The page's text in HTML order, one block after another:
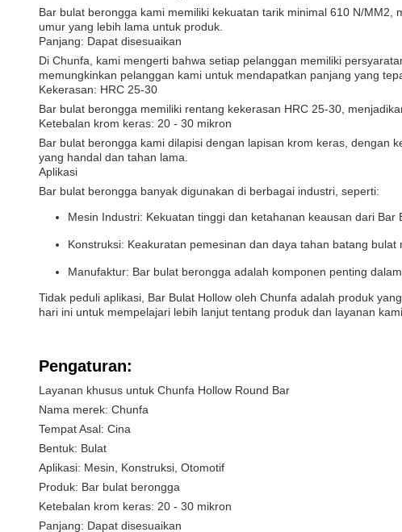
Bar bulat berongga kami memiliki kekuatan tarik minimal 610 N/
umur yang lebih lama untuk produk.
Panjang: Dapat disesuaikan
Di Chunfa, kami mengerti bahwa setiap pelanggan memiliki
memungkinkan pelanggan kami untuk mendapatkan panjang yang
Kekerasan: HRC 25-30
Bar bulat berongga memiliki rentang kekerasan HRC 25-30,
Ketebalan krom keras: 20 - 30 mikron
Bar bulat berongga kami dilapisi dengan lapisan krom keras, dengan
yang handal dan tahan lama.
Aplikasi
Bar bulat berongga banyak digunakan di berbagai industri, seperti:
Mesin Industri: Kekuatan tinggi dan ketahanan keausan dari
Konstruksi: Keakuratan pemesinan dan daya tahan batang
Manufaktur: Bar bulat berongga adalah komponen penting
Tidak peduli aplikasi, Bar Bulat Hollow oleh Chunfa adalah produk
hari ini untuk mempelajari lebih lanjut tentang produk dan layanan kami.
Pengaturan:
Layanan khusus untuk Chunfa Hollow Round Bar
Nama merek: Chunfa
Tempat Asal: Cina
Bentuk: Bulat
Aplikasi: Mesin, Konstruksi, Otomotif
Produk: Bar bulat berongga
Ketebalan krom keras: 20 - 30 mikron
Panjang: Dapat disesuaikan